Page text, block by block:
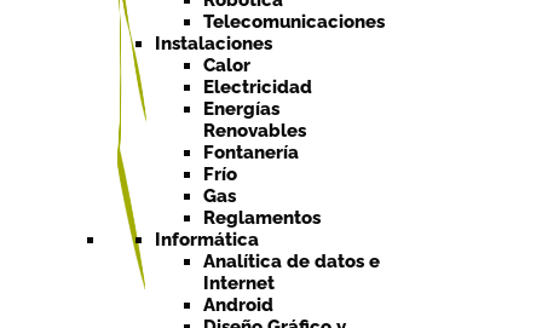
Telecomunicaciones
Instalaciones
Calor
Electricidad
Energías
Renovables
Fontanería
Frío
Gas
Reglamentos
Informática
Analítica de datos e
Internet
Android